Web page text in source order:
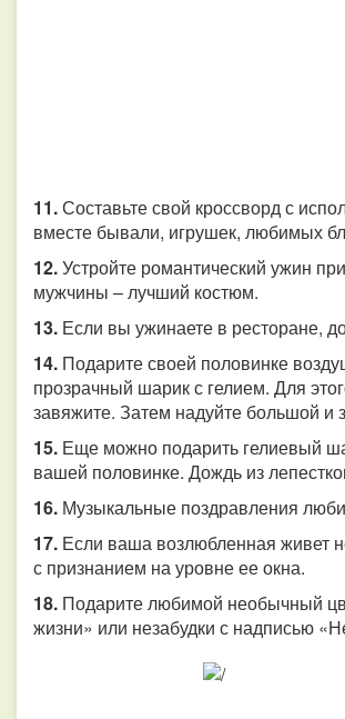
11.Составьте свой кроссворд с
вместе бывали, игрушек, любимых
12.Устройте романтический ужин
мужчины – лучший костюм.
13. Если вы ужинаете в ресторане,
14. Подарите своей половинке
прозрачный шарик с гелием. Для
завяжите. Затем надуйте большой и
15. Еще можно подарить гелиевый
вашей половинке. Дождь из
16. Музыкальные поздравления
17. Если ваша возлюбленная живет
с признанием на уровне ее окна.
18. Подарите любимой необычный
жизни» или незабудки с надписью